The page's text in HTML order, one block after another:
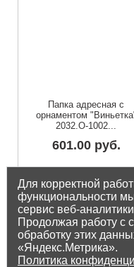
Папка адресная с
орнаментом
2032.О-1002...
601.00 руб.
Для корректной
функциональности
сервис веб-
Продолжая работу с
обработку этих
«Яндекс.Метрика».
Политика